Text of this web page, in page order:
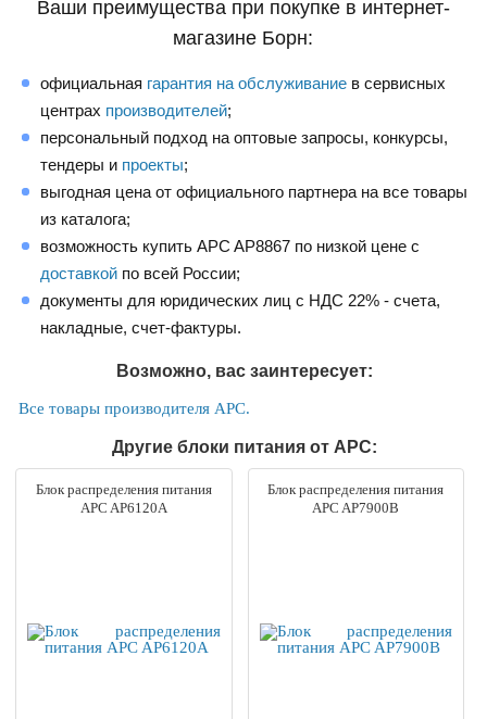
Ваши преимущества при покупке в интернет-
магазине Борн:
официальная гарантия на обслуживание в сервисных
центрах производителей;
персональный подход на оптовые запросы, конкурсы,
тендеры и проекты;
выгодная цена от официального партнера на все товары
из каталога;
возможность купить APC AP8867 по низкой цене с
доставкой по всей России;
документы для юридических лиц с НДС 22% - счета,
накладные, счет-фактуры.
Возможно, вас заинтересует:
Все товары производителя APC.
Другие блоки питания от APC:
Блок распределения питания
APC AP6120A
Блок распределения питания
APC AP7900B